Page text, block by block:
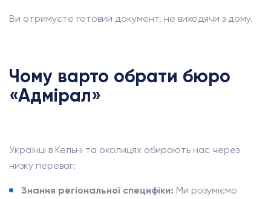
Ви отримуєте готовий документ, не виходячи з дому.
Чому варто обрати бюро
«Адмірал»
Українці в Кельні та околицях обирають нас через
низку переваг:
Знання регіональної специфіки: Ми розуміємо